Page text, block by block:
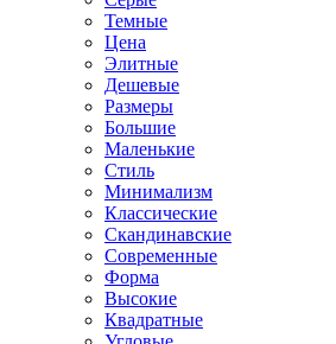
Темные
Цена
Элитные
Дешевые
Размеры
Большие
Маленькие
Стиль
Минимализм
Классические
Скандинавские
Современные
Форма
Высокие
Квадратные